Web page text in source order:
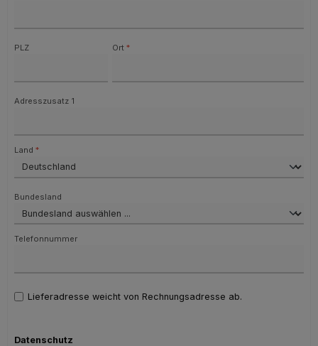
PLZ Ort*
Adresszusatz 1
Land *
Bundesland
Telefonnummer
Lieferadresse weicht von Rechnungsadresse ab.
Datenschutz